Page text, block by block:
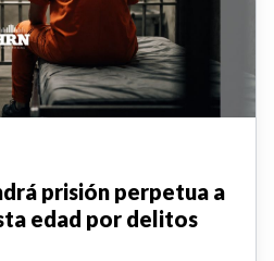
prisión perpetua a
edad por delitos